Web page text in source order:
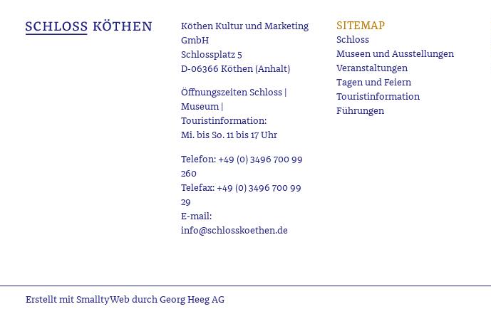
Köthen Kultur und Marketing
GmbH
Schlossplatz 5
D-06366 Köthen (Anhalt)
Öffnungszeiten Schloss |
Museum |
Touristinformation:
Mi. bis So. 11 bis 17 Uhr
Telefon: +49 (0) 3496 700 99
260
Telefax: +49 (0) 3496 700 99
29
E-mail:
info@schlosskoethen.de
SITEMAP
Schloss
Museen und Ausstellungen
Veranstaltungen
Tagen und Feiern
Touristinformation
Führungen
Erstellt mit SmalltyWeb durch Georg Heeg AG